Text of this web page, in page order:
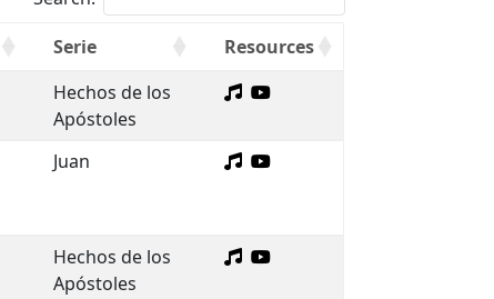
Serie
Resources
Hechos de los
Apóstoles
Juan
Hechos de los
Apóstoles